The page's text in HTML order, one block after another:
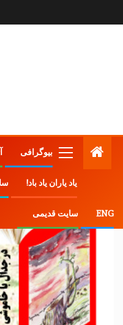
بیوگرافی
یاد یاران یاد باد!
ENG سایت قدیمی